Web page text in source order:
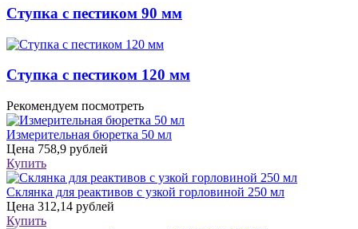
Ступка с пестиком 90 мм
Ступка с пестиком 120 мм
Рекомендуем посмотреть
Измерительная бюретка 50 мл
Цена 758,9 рублей
Купить
Склянка для реактивов с узкой горловиной 250 мл
Цена 312,14 рублей
Купить